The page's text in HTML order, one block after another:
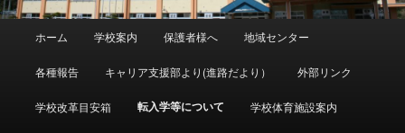
メ
イ
ン
ホーム 学校案内 保護者様へ 地域センター
各種報告 キャリア支援部より(進路だより） 外部リンク
学校改革目安箱 転入学等について 学校体育施設案内